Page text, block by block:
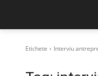
Etichete Interviu